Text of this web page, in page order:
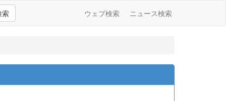
索 ウェブ検索 ニュース検索